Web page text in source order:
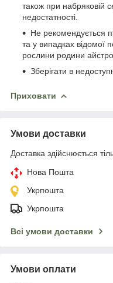
також при набряковій
недостатності.
Не рекомендується
та у випадках відомої
рослини родини
Зберігати в
Приховати
Умови доставки
Доставка здійснюється
Нова Пошта
Укрпошта
Укрпошта
Всі умови доставки
Умови оплати